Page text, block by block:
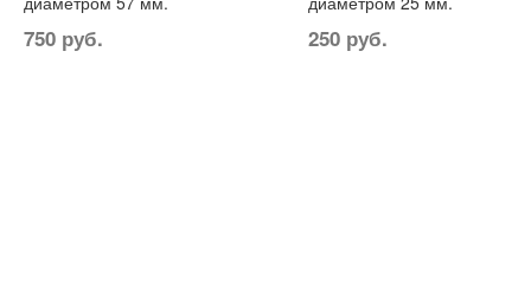
750 руб. 250 руб.